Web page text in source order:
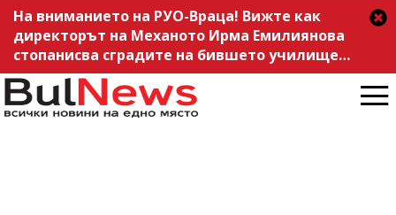
На вниманието на РУО-Враца! Вижте как
директорът на Механото Ирма Емилиянова
стопанисва сградите на бившето училище
„Антон Иванов“, ситуацията е скандална /
снимки/